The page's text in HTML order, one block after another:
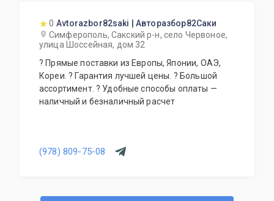
0 Avtorazbor82saki | Авторазбор82Саки
Симферополь, Сакский р-н, село Червоное,
улица Шоссейная, дом 32
? Прямые поставки из Европы, Японии, ОАЭ,
Кореи. ? Гарантия лучшей цены. ? Большой
ассортимент. ? Удобные способы оплаты —
наличный и безналичный расчет
(978) 809-75-08